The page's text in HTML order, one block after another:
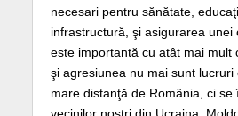
necesari pentru sănătate,
infrastructură, şi asigurarea unei
este importantă cu atât mai mult
şi agresiunea nu mai sunt
mare distanţă de România, ci se